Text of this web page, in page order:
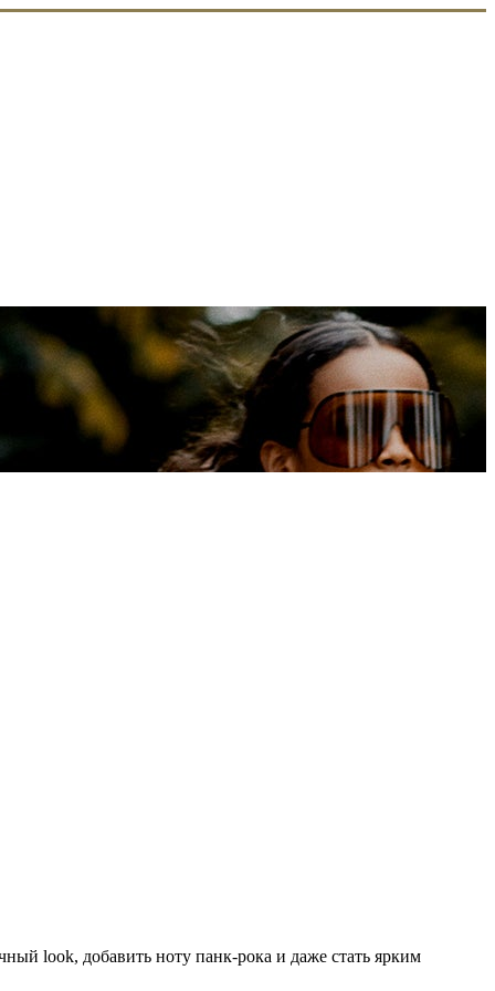
look, добавить ноту панк-рока и даже стать ярким